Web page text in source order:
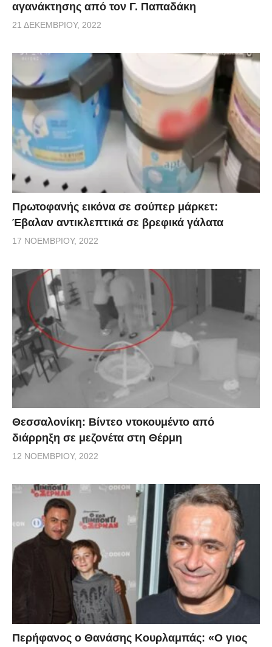
αγανάκτησης από τον Γ. Παπαδάκη
21 ΔΕΚΕΜΒΡΊΟΥ, 2022
Πρωτοφανής εικόνα σε σούπερ μάρκετ:
Έβαλαν αντικλεπτικά σε βρεφικά γάλατα
17 ΝΟΕΜΒΡΊΟΥ, 2022
Θεσσαλονίκη: Βίντεο ντοκουμέντο από
διάρρηξη σε μεζονέτα στη Θέρμη
12 ΝΟΕΜΒΡΊΟΥ, 2022
Περήφανος ο Θανάσης Κουρλαμπάς: «Ο γιος